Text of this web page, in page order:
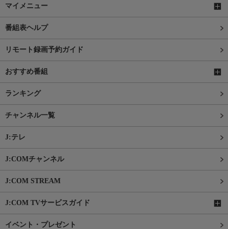
マイメニュー
番組表ヘルプ
リモート録画予約ガイド
おすすめ番組
ランキング
チャンネル一覧
J:テレ
J:COMチャンネル
J:COM STREAM
J:COM TVサービスガイド
イベント・プレゼント